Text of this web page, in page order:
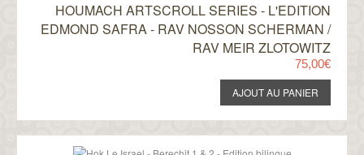
HOUMACH ARTSCROLL SERIES - L'EDITION
EDMOND SAFRA - RAV NOSSON SCHERMAN /
RAV MEIR ZLOTOWITZ
75,00€